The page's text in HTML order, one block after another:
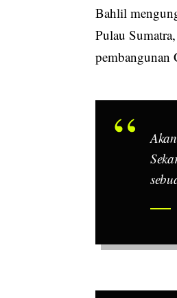
Bahlil
Pulau
pembangunan